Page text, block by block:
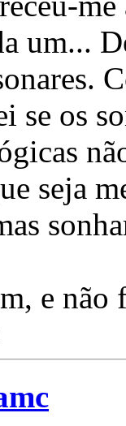
um...
se os
seja
e